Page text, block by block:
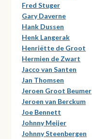
Fred Stuger
Gary Daverne
Hank Dussen
Henk Langerak
Henriëtte de Groot
Hermien de Zwart
Jacco van Santen
Jan Thomsen
Jeroen Groot Beumer
Jeroen van Berckum
Joe Bennett
Johnny Meijer
Johnny Steenbergen